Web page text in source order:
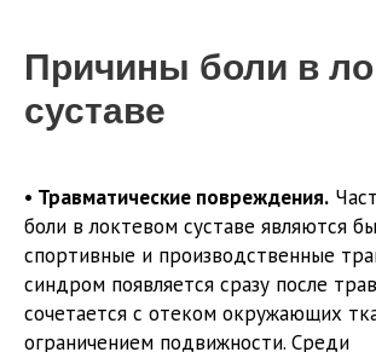
Причины боли в
суставе
• Травматические повреждения.
боли в локтевом суставе являются
спортивные и производственные
синдром появляется сразу после
сочетается с отеком окружающих
ограничением подвижности. Среди